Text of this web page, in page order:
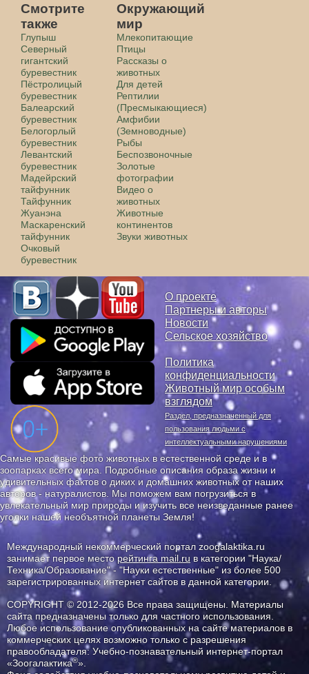
Смотрите
также
Глупыш
Северный
гигантский
буревестник
Пёстролицый
буревестник
Балеарский
буревестник
Белогорлый
буревестник
Левантский
буревестник
Мадейрский
тайфунник
Тайфунник
Жуанэна
Маскаренский
тайфунник
Очковый
буревестник
Окружающий
мир
Млекопитающие
Птицы
Рассказы о
животных
Для детей
Рептилии
(Пресмыкающиеся)
Амфибии
(Земноводные)
Рыбы
Беспозвоночные
Золотые
фотографии
Видео о
животных
Животные
континентов
Звуки животных
О проекте
Партнеры и авторы
Новости
Сельское хозяйство
Политика
конфиденциальности
Животный мир особым
взглядом
Раздел, предназначенный для
пользования людьми с
интеллектуальными нарушениями
Самые красивые фото животных в естественной среде и в
зоопарках всего мира. Подробные описания образа жизни и
удивительных фактов о диких и домашних животных от наших
авторов - натуралистов. Мы поможем вам погрузиться в
увлекательный мир природы и изучить все неизведанные ранее
уголки нашей необъятной планеты Земля!
Международный некоммерческий портал zoogalaktika.ru
занимает первое месторейтинга mail.ru в категории "Наука/
Техника/Образование" - "Науки естественные" из более 500
зарегистрированных интернет сайтов в данной категории.
COPYRIGHT © 2012-2026 Все права защищены. Материалы
сайта предназначены только для частного использования.
Любое использование опубликованных на сайте материалов в
коммерческих целях возможно только с разрешения
правообладателя: Учебно-познавательный интернет-портал
«Зоогалактика®».